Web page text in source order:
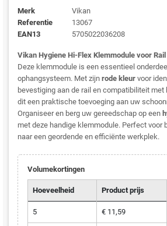
Merk
Vikan
Referentie
13067
EAN13
5705022036208
Vikan Hygiene Hi-Flex Klemmodule voor Rail
Deze klemmodule is een essentieel
ophangsysteem. Met zijn rode kleur voor
bevestiging aan de rail en compatibiliteit met
dit een praktische toevoeging aan uw
Organiseer en berg uw gereedschap op een
met deze handige klemmodule. Perfect voor
naar een geordende en efficiënte werkplek.
Volumekortingen
Hoeveelheid Product prijs
5 € 11,59